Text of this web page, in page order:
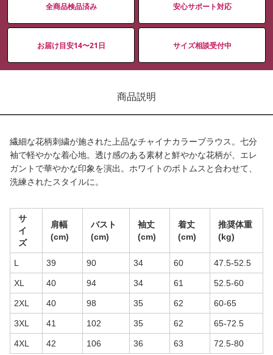
全商品検品済み 安心サポート対応
お届け目安14〜21日 サイズ相談受付中
商品説明
繊細な花柄刺繍が施された上品なチャイナカラーブラウス。七分
袖で軽やかな着心地。透け感のある素材と鮮やかな花柄が、エレ
ガントで華やかな印象を演出。ホワイトのボトムスと合わせて、
洗練されたスタイルに。
サ
イ
ズ
肩幅
(cm)
バスト
(cm)
袖丈
(cm)
着丈
(cm)
推奨体重
(kg)
L 39 90 34 60 47.5-52.5
XL 40 94 34 61 52.5-60
2XL 40 98 35 62 60-65
3XL 41 102 35 62 65-72.5
4XL 42 106 36 63 72.5-80